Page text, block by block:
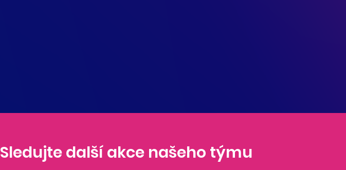
Sledujte další akce našeho týmu